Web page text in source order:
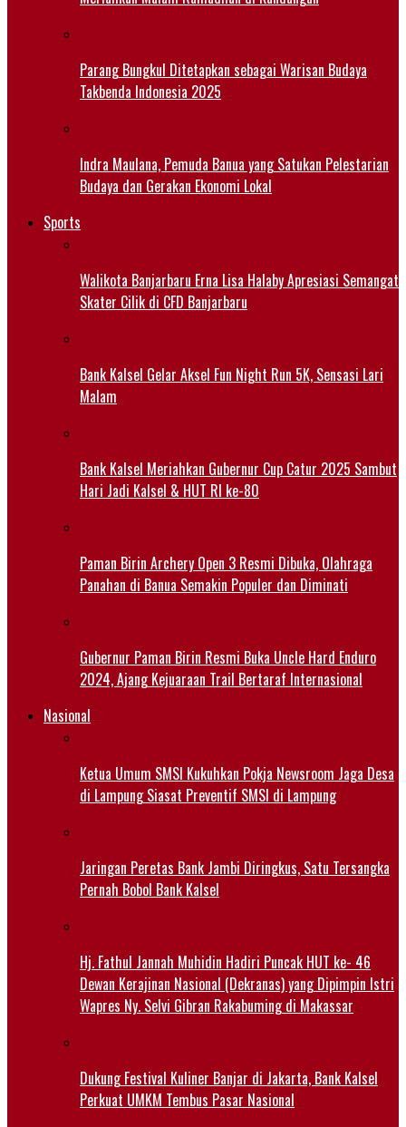
Parang Bungkul Ditetapkan sebagai Warisan Budaya
Takbenda Indonesia 2025
Indra Maulana, Pemuda Banua yang Satukan Pelestarian
Budaya dan Gerakan Ekonomi Lokal
Sports
Walikota Banjarbaru Erna Lisa Halaby Apresiasi Semangat
Skater Cilik di CFD Banjarbaru
Bank Kalsel Gelar Aksel Fun Night Run 5K, Sensasi Lari
Malam
Bank Kalsel Meriahkan Gubernur Cup Catur 2025 Sambut
Hari Jadi Kalsel & HUT RI ke-80
Paman Birin Archery Open 3 Resmi Dibuka, Olahraga
Panahan di Banua Semakin Populer dan Diminati
Gubernur Paman Birin Resmi Buka Uncle Hard Enduro
2024, Ajang Kejuaraan Trail Bertaraf Internasional
Nasional
Ketua Umum SMSI Kukuhkan Pokja Newsroom Jaga Desa
di Lampung Siasat Preventif SMSI di Lampung
Jaringan Peretas Bank Jambi Diringkus, Satu Tersangka
Pernah Bobol Bank Kalsel
Hj. Fathul Jannah Muhidin Hadiri Puncak HUT ke- 46
Dewan Kerajinan Nasional (Dekranas) yang Dipimpin Istri
Wapres Ny. Selvi Gibran Rakabuming di Makassar
Dukung Festival Kuliner Banjar di Jakarta, Bank Kalsel
Perkuat UMKM Tembus Pasar Nasional